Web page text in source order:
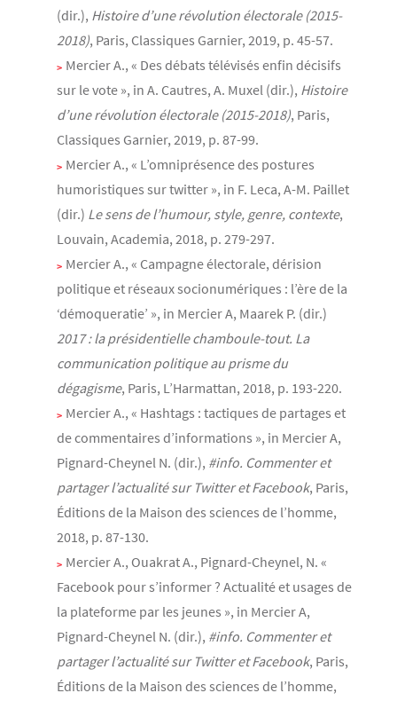
(dir.), Histoire d’une révolution électorale (2015-
2018), Paris, Classiques Garnier, 2019, p. 45-57.
Mercier A., « Des débats télévisés enfin décisifs
sur le vote », in A. Cautres, A. Muxel (dir.), Histoire
d’une révolution électorale (2015-2018), Paris,
Classiques Garnier, 2019, p. 87-99.
Mercier A., « L’omniprésence des postures
humoristiques sur twitter », in F. Leca, A-M. Paillet
(dir.) Le sens de l’humour, style, genre, contexte,
Louvain, Academia, 2018, p. 279-297.
Mercier A., « Campagne électorale, dérision
politique et réseaux socionumériques : l’ère de la
‘démoqueratie’ », in Mercier A, Maarek P. (dir.)
2017 : la présidentielle chamboule-tout. La
communication politique au prisme du
dégagisme, Paris, L’Harmattan, 2018, p. 193-220.
Mercier A., « Hashtags : tactiques de partages et
de commentaires d’informations », in Mercier A,
Pignard-Cheynel N. (dir.), #info. Commenter et
partager l’actualité sur Twitter et Facebook, Paris,
Éditions de la Maison des sciences de l’homme,
2018, p. 87-130.
Mercier A., Ouakrat A., Pignard-Cheynel, N. «
Facebook pour s’informer ? Actualité et usages de
la plateforme par les jeunes », in Mercier A,
Pignard-Cheynel N. (dir.), #info. Commenter et
partager l’actualité sur Twitter et Facebook, Paris,
Éditions de la Maison des sciences de l’homme,